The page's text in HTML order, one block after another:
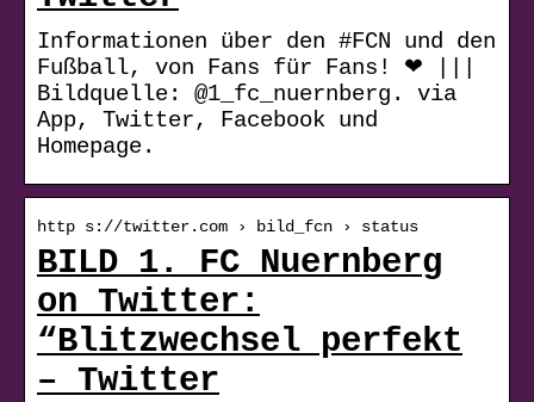
Informationen über den #FCN und den
Fußball, von Fans für Fans! ❤ |||
Bildquelle: @1_fc_nuernberg. via
App, Twitter, Facebook und
Homepage.
http s://twitter.com › bild_fcn › status
BILD 1. FC Nuernberg
on Twitter:
“Blitzwechsel perfekt
– Twitter